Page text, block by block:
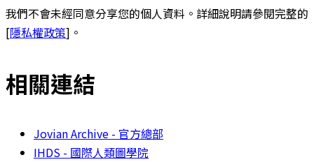
我們不會未經同意分享您的個人資料。詳細說明請參閱完整的
[隱私權政策]。
相關連結
Jovian Archive - 官方總部
IHDS - 國際人類圖學院